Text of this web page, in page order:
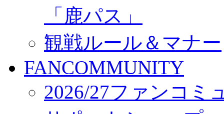
「鹿パス」
観戦ルール＆マナー
FANCOMMUNITY
2026/27ファンコミ